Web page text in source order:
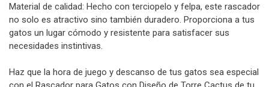
Material de calidad: Hecho con terciopelo y felpa, este rascador
no solo es atractivo sino también duradero. Proporciona a tus
gatos un lugar cómodo y resistente para satisfacer sus
necesidades instintivas.
Haz que la hora de juego y descanso de tus gatos sea especial